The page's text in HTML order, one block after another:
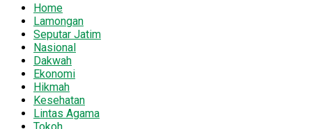
Home
Lamongan
Seputar Jatim
Nasional
Dakwah
Ekonomi
Hikmah
Kesehatan
Lintas Agama